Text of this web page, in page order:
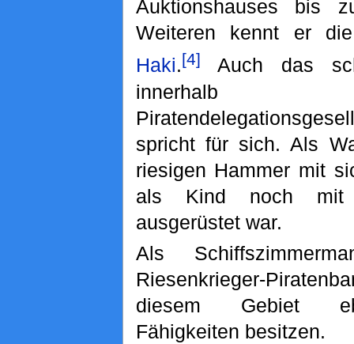
Auktionshauses bis
Weiteren kennt er
Haki.[4]
Auch das
spricht für sich. Als
riesigen Hammer mit
als Kind noch mit
ausgerüstet war.
Als
Riesenkrieger-
diesem Gebiet
Fähigkeiten besitzen.